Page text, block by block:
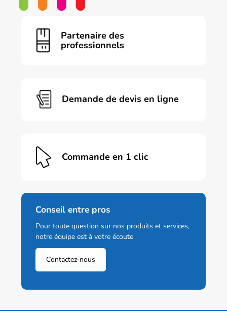
Partenaire des
professionnels
Demande de devis en ligne
Commande en 1 clic
Conseil entre pros
Pour toute question sur nos produits et services,
notre équipe est à votre écoute
Contactez-nous